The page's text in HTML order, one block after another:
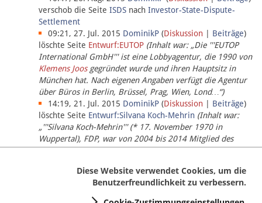
Impressum
verschob die Seite ISDS nach Investor-State-Dispute-
Settlement
09:21, 27. Jul. 2015 DominikP (Diskussion Beiträge)
löschte Seite Entwurf:EUTOP (Inhalt war: „Die '''EUTOP
International GmbH''' ist eine Lobbyagentur, die 1990 von
Klemens Joosgegründet wurde und ihren Hauptsitz in
München hat. Nach eigenen Angaben verfügt die Agentur
über Büros in Berlin, Brüssel, Prag, Wien, Lond…“)
14:19, 21. Jul. 2015 DominikP (Diskussion Beiträge)
löschte Seite Entwurf:Silvana Koch-Mehrin (Inhalt war:
„'''Silvana Koch-Mehrin''' (* 17. November 1970 in
Wuppertal), FDP, war von 2004 bis 2014 Mitglied des
Europäischen Parlaments, seit November 2014 ist sie für
Diese Website verwendet Cookies, um die
Benutzerfreundlichkeit zu verbessern.